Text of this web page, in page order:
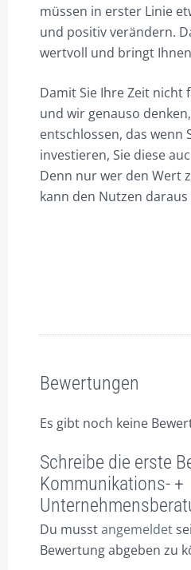
müssen in erster Linie
und positiv verändern.
wertvoll und bringt
Damit Sie Ihre Zeit nicht
und wir genauso
entschlossen, das wenn
investieren, Sie diese
Denn nur wer den Wert
kann den Nutzen daraus
Bewertungen
Es gibt noch keine
Schreibe die erste
Kommunikations- +
Du musstangemeldet
Bewertung abgeben zu